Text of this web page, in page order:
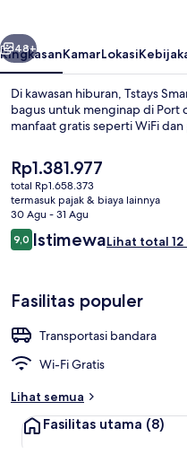
Berikutnya
48+
RingkasanKamarLokasi
Di kawasan hiburan, Tstays
bagus untuk menginap di Port
manfaat gratis seperti WiFi
Harga
saat
ini
Rp1.381.977
Rp1.381.977
total Rp1.658.373
termasuk pajak & biaya lainnya
30 Agu - 31 Agu
Ulasan
9,09,0 dari 10
IstimewaLihat total 12
Fasilitas populer
Transportasi bandara
Wi-Fi Gratis
Lihat semua
Fasilitas utama (8)